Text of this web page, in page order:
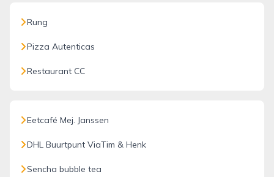
Rung
Pizza Autenticas
Restaurant CC
Eetcafé Mej. Janssen
DHL Buurtpunt ViaTim & Henk
Sencha bubble tea